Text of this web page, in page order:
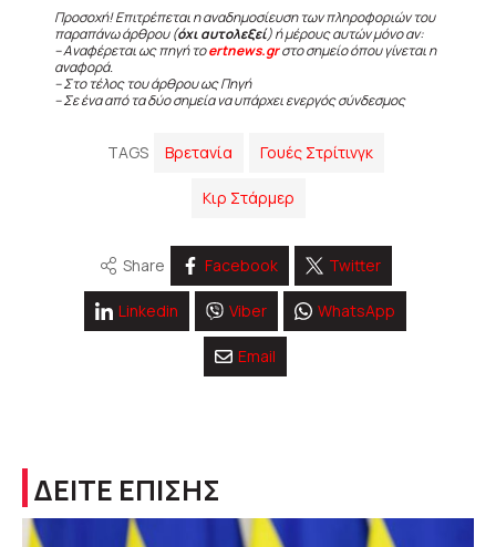
Προσοχή! Επιτρέπεται η αναδημοσίευση των πληροφοριών του
παραπάνω άρθρου (όχι αυτολεξεί) ή μέρους αυτών μόνο αν:
– Αναφέρεται ως πηγή τοertnews.grστο σημείο όπου γίνεται η
αναφορά.
– Στο τέλος του άρθρου ως Πηγή
– Σε ένα από τα δύο σημεία να υπάρχει ενεργός σύνδεσμος
TAGS Βρετανία Γουές Στρίτινγκ
Κιρ Στάρμερ
Share Facebook Twitter
Linkedin Viber WhatsApp
Email
ΔΕΙΤΕ ΕΠΙΣΗΣ